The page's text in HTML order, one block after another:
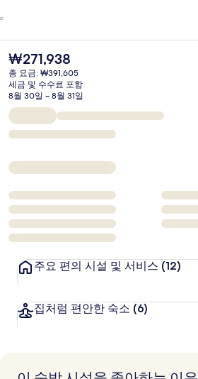
현
재
가
격
은
₩271,938
₩271,938
총 요금: ₩391,605
세금 및 수수료 포함
8월 30일 ~ 8월 31일
주요 편의 시설 및 서비스 (12)
집처럼 편안한 숙소 (6)